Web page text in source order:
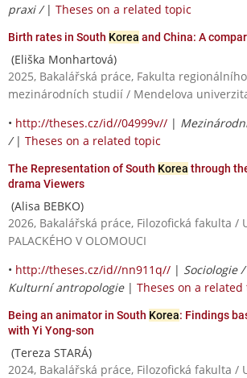
praxi / | Theses on a related topic
Birth rates in South Korea and China: A
(Eliška Monhartová)
2025, Bakalářská práce, Fakulta
mezinárodních studií / Mendelova
• http://theses.cz/id//04999v// |
/ | Theses on a related topic
The Representation of South Korea through
drama Viewers
(Alisa BEBKO)
2026, Bakalářská práce, Filozofická fakulta /
PALACKÉHO V OLOMOUCI
• http://theses.cz/id//nn911q// | Sociologie
Kulturní antropologie| Theses on a related
Being an animator in South Korea: Findings
with Yi Yong-son
(Tereza STARÁ)
2024, Bakalářská práce, Filozofická fakulta /